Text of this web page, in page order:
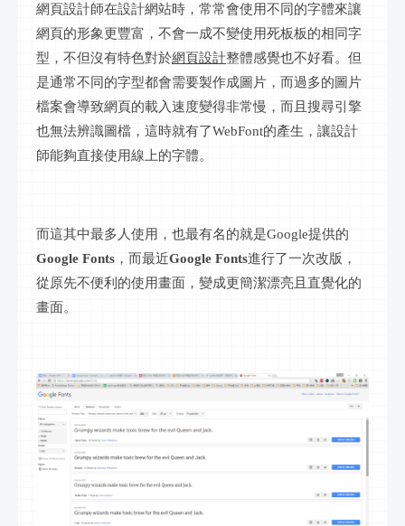
網頁設計師在設計網站時，常常會使用不同的字體來讓
網頁的形象更豐富，不會一成不變使用死板板的相同字
型，不但沒有特色對於網頁設計整體感覺也不好看。但
是通常不同的字型都會需要製作成圖片，而過多的圖片
檔案會導致網頁的載入速度變得非常慢，而且搜尋引擎
也無法辨識圖檔，這時就有了WebFont的產生，讓設計
師能夠直接使用線上的字體。
而這其中最多人使用，也最有名的就是Google提供的
Google Fonts ，而最近Google Fonts進行了一次改版，
從原先不便利的使用畫面，變成更簡潔漂亮且直覺化的
畫面。